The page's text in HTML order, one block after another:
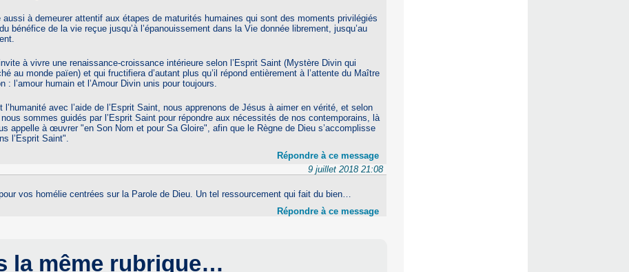
aussi à demeurer attentif aux étapes de maturités humaines qui sont des moments privilégiés
bénéfice de la vie reçue jusqu’à l’épanouissement dans la Vie donnée librement, jusqu’au
à vivre une renaissance-croissance intérieure selon l’Esprit Saint (Mystère Divin qui
au monde païen) et qui fructifiera d’autant plus qu’il répond entièrement à l’attente du Maître
: l’amour humain et l’Amour Divin unis pour toujours.
l’humanité avec l’aide de l’Esprit Saint, nous apprenons de Jésus à aimer en vérité, et selon
sommes guidés par l’Esprit Saint pour répondre aux nécessités de nos contemporains, là
appelle à œuvrer "en Son Nom et pour Sa Gloire", afin que le Règne de Dieu s’accomplisse
l’Esprit Saint".
Répondre à ce message
9 juillet 2018 21:08
vos homélie centrées sur la Parole de Dieu. Un tel ressourcement qui fait du bien…
Répondre à ce message
la même rubrique…